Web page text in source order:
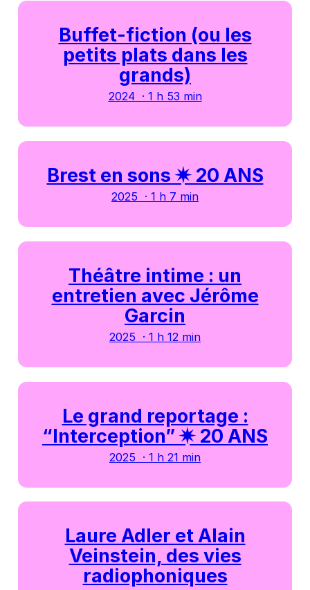
Buffet-fiction (ou les
petits plats dans les
grands)
2024 · 1 h 53 min
Brest en sons ✷ 20 ANS
2025 · 1 h 7 min
Théâtre intime : un
entretien avec Jérôme
Garcin
2025 · 1 h 12 min
Le grand reportage :
“Interception” ✷ 20 ANS
2025 · 1 h 21 min
Laure Adler et Alain
Veinstein, des vies
radiophoniques